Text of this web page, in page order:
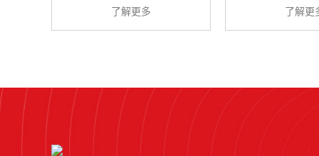
了解更多 了解更